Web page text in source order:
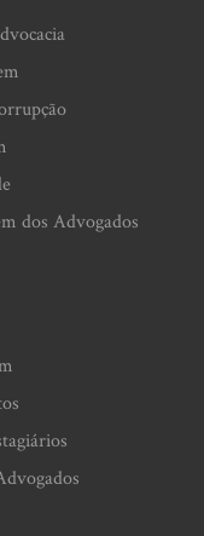
dos Advogados